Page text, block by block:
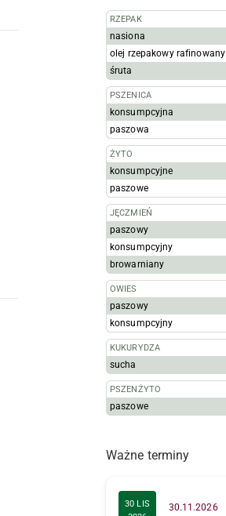
RZEPAK
nasiona
olej rzepakowy rafinowany
śruta
PSZENICA
konsumpcyjna
paszowa
ŻYTO
konsumpcyjne
paszowe
JĘCZMIEŃ
paszowy
konsumpcyjny
browarniany
OWIES
paszowy
konsumpcyjny
KUKURYDZA
sucha
PSZENŻYTO
paszowe
Ważne terminy
30 LIS
30.11.2026